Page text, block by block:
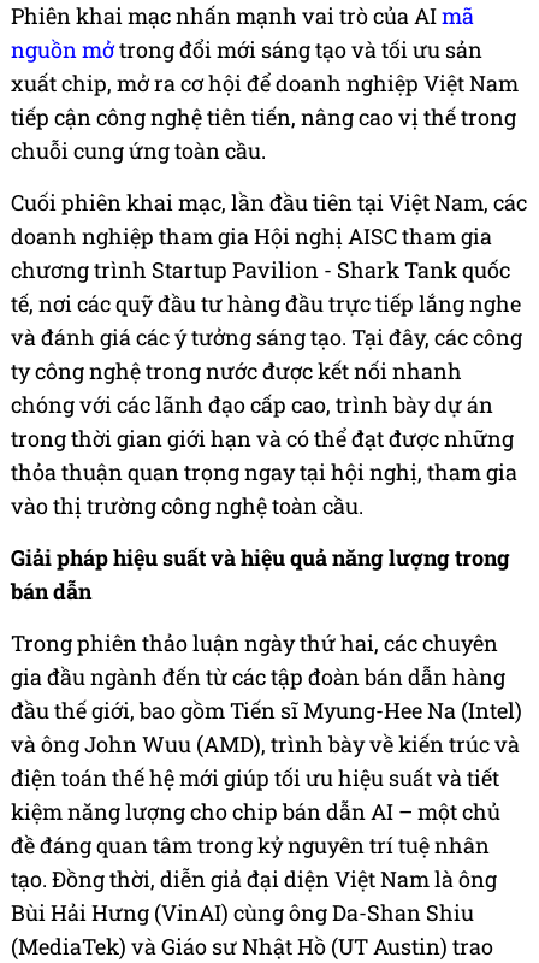
Phiên khai mạc nhấn mạnh vai trò của AImã
nguồn mởtrong đổi mới sáng tạo và tối ưu sản
xuất chip, mở ra cơ hội để doanh nghiệp Việt Nam
tiếp cận công nghệ tiên tiến, nâng cao vị thế trong
chuỗi cung ứng toàn cầu.
Cuối phiên khai mạc, lần đầu tiên tại Việt Nam, các
doanh nghiệp tham gia Hội nghị AISC tham gia
chương trình Startup Pavilion - Shark Tank quốc
tế, nơi các quỹ đầu tư hàng đầu trực tiếp lắng nghe
và đánh giá các ý tưởng sáng tạo. Tại đây, các công
ty công nghệ trong nước được kết nối nhanh
chóng với các lãnh đạo cấp cao, trình bày dự án
trong thời gian giới hạn và có thể đạt được những
thỏa thuận quan trọng ngay tại hội nghị, tham gia
vào thị trường công nghệ toàn cầu.
Giải pháp hiệu suất và hiệu quả năng lượng trong
bán dẫn
Trong phiên thảo luận ngày thứ hai, các chuyên
gia đầu ngành đến từ các tập đoàn bán dẫn hàng
đầu thế giới, bao gồm Tiến sĩ Myung-Hee Na (Intel)
và ông John Wuu (AMD), trình bày về kiến trúc và
điện toán thế hệ mới giúp tối ưu hiệu suất và tiết
kiệm năng lượng cho chip bán dẫn AI – một chủ
đề đáng quan tâm trong kỷ nguyên trí tuệ nhân
tạo. Đồng thời, diễn giả đại diện Việt Nam là ông
Bùi Hải Hưng (VinAI) cùng ông Da-Shan Shiu
(MediaTek) và Giáo sư Nhật Hồ (UT Austin) trao